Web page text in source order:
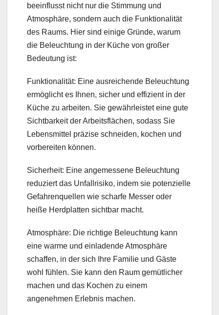
beeinflusst nicht nur die Stimmung und
Atmosphäre, sondern auch die Funktionalität
des Raums. Hier sind einige Gründe, warum
die Beleuchtung in der Küche von großer
Bedeutung ist:
Funktionalität: Eine ausreichende Beleuchtung
ermöglicht es Ihnen, sicher und effizient in der
Küche zu arbeiten. Sie gewährleistet eine gute
Sichtbarkeit der Arbeitsflächen, sodass Sie
Lebensmittel präzise schneiden, kochen und
vorbereiten können.
Sicherheit: Eine angemessene Beleuchtung
reduziert das Unfallrisiko, indem sie potenzielle
Gefahrenquellen wie scharfe Messer oder
heiße Herdplatten sichtbar macht.
Atmosphäre: Die richtige Beleuchtung kann
eine warme und einladende Atmosphäre
schaffen, in der sich Ihre Familie und Gäste
wohl fühlen. Sie kann den Raum gemütlicher
machen und das Kochen zu einem
angenehmen Erlebnis machen.